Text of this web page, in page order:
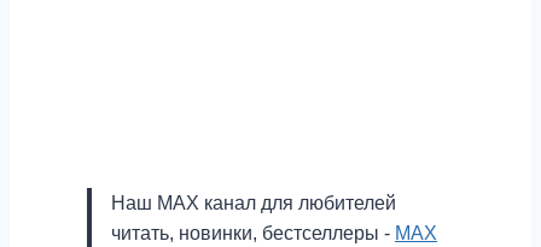
Наш MAX канал для любителей
читать, новинки, бестселлеры - MAX